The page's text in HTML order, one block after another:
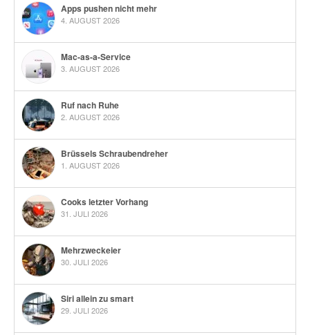
Apps pushen nicht mehr
4. AUGUST 2026
Mac-as-a-Service
3. AUGUST 2026
Ruf nach Ruhe
2. AUGUST 2026
Brüssels Schraubendreher
1. AUGUST 2026
Cooks letzter Vorhang
31. JULI 2026
Mehrzweckeier
30. JULI 2026
Siri allein zu smart
29. JULI 2026